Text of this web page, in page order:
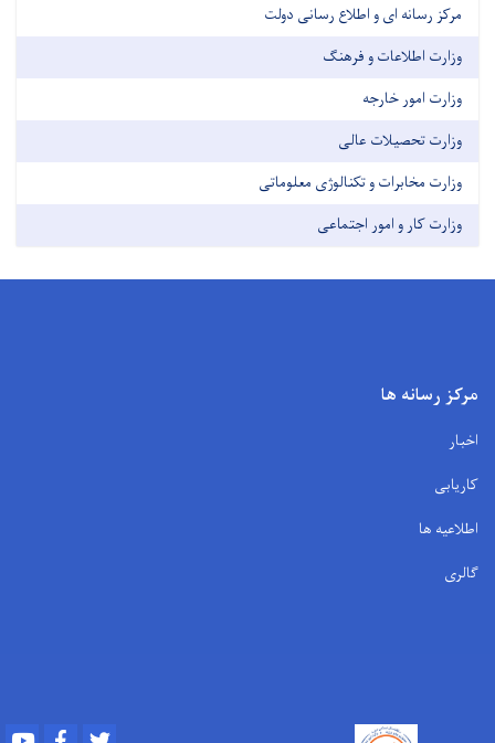
مرکز رسانه ای و اطلاع رسانی دولت
وزارت اطلاعات و فرهنگ
وزارت امور خارجه
وزارت تحصیلات عالی
وزارت مخابرات و تکنالوژی معلوماتی
وزارت کار و امور اجتماعی
مرکز رسانه ها
اخبار
کاریابی
اطلاعیه ها
گالری
Youtube Facebook